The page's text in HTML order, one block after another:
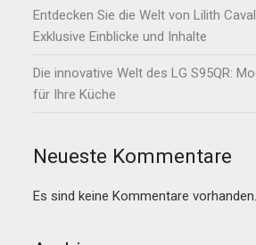
Entdecken Sie die Welt von Lilith
Exklusive Einblicke und Inhalte
Die innovative Welt des LG S95QR:
für Ihre Küche
Neueste Kommentare
Es sind keine Kommentare vorhanden.